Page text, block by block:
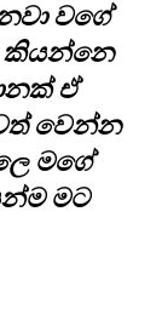
වගේ
කියන්නෙ
ඒ
වෙන්න
මගේ
මට